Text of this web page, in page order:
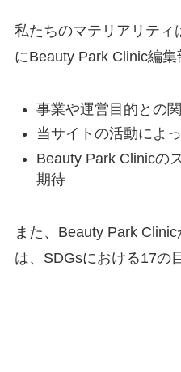
私たちのマテリアリティ
にBeauty Park Clinic編集
事業や運営目的との
当サイトの活動によ
Beauty Park Clinicの
期待
また、Beauty Park
は、SDGsにおける17の